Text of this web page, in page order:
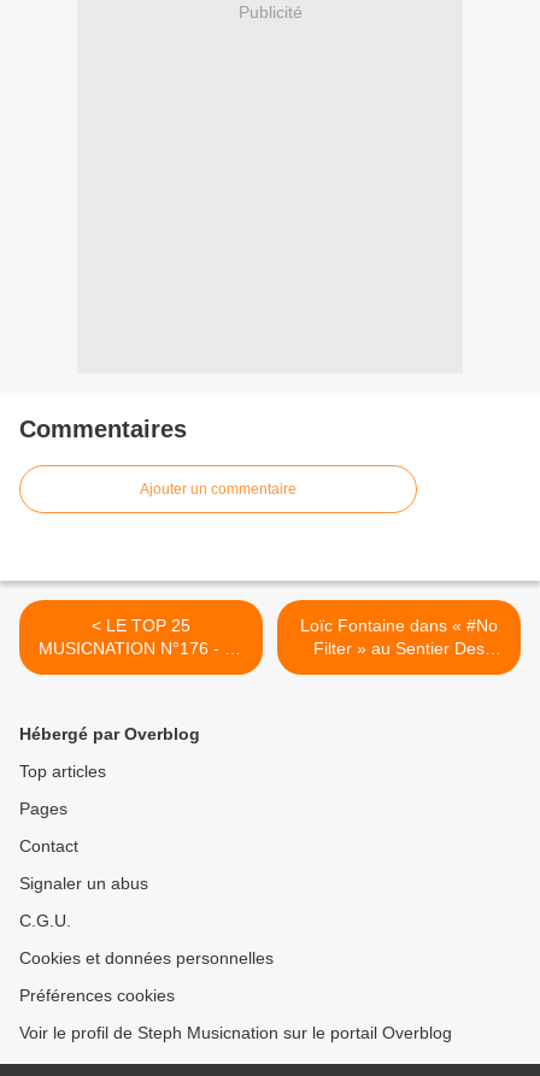
Publicité
Commentaires
Ajouter un commentaire
< LE TOP 25
MUSICNATION N°176 - 21
Octobre 2018
Loïc Fontaine dans « #No
Filter » au Sentier Des
Halles, nous y étions ! >
Hébergé par Overblog
Top articles
Pages
Contact
Signaler un abus
C.G.U.
Cookies et données personnelles
Préférences cookies
Voir le profil de Steph Musicnation sur le portail Overblog